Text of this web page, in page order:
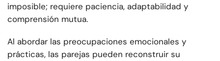
imposible; requiere paciencia, adaptabilidad y
comprensión mutua.
Al abordar las preocupaciones emocionales y
prácticas, las parejas pueden reconstruir su